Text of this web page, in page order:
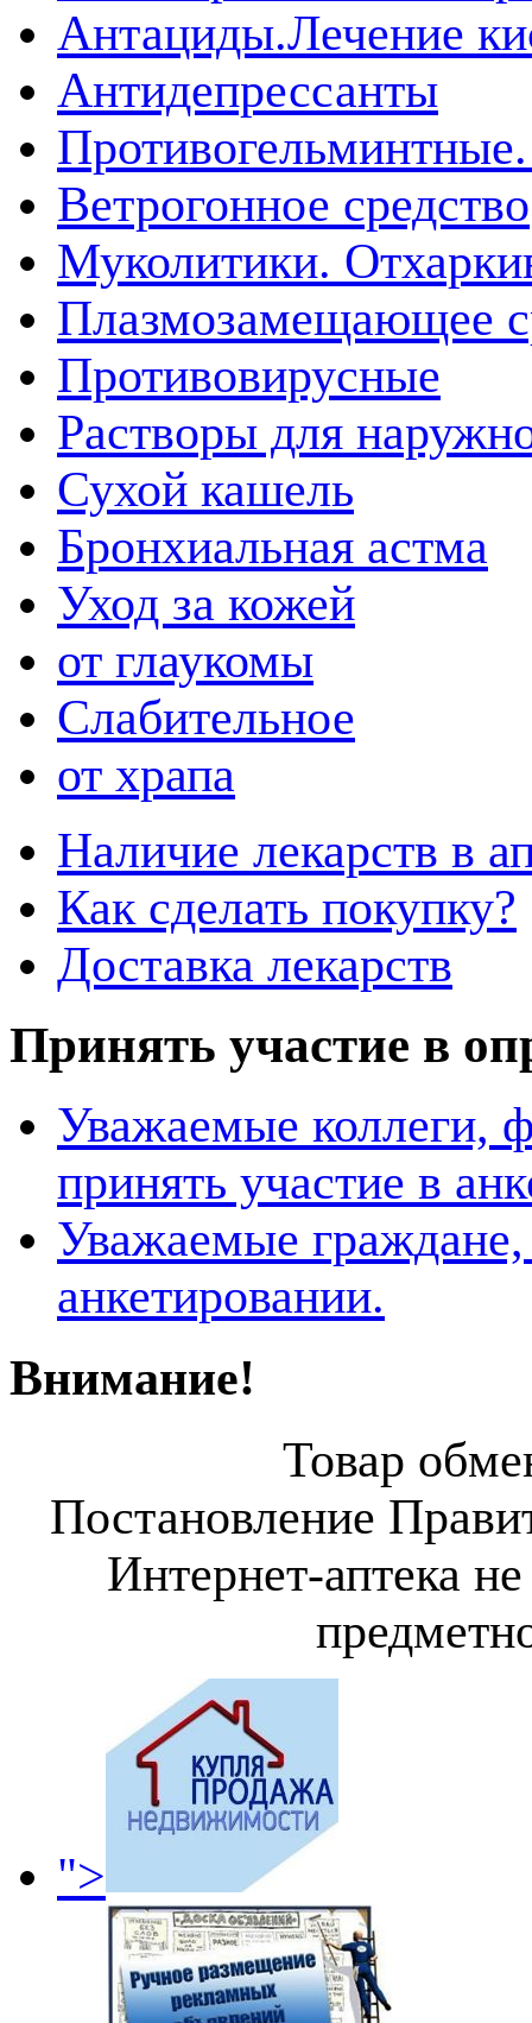
Антациды.Лечение
Антидепрессанты
Ветрогонное средство
Муколитики.
Плазмозамещающее
Противовирусные
Растворы для
Сухой кашель
Бронхиальная астма
Уход за кожей
от глаукомы
Слабительное
от храпа
Наличие лекарств в
Как сделать покупку?
Доставка лекарств
Принять участие в
Уважаемые коллеги,
принять участие в
Уважаемые
анкетировании.
Внимание!
Товар
Постановление
Интернет-аптека
">